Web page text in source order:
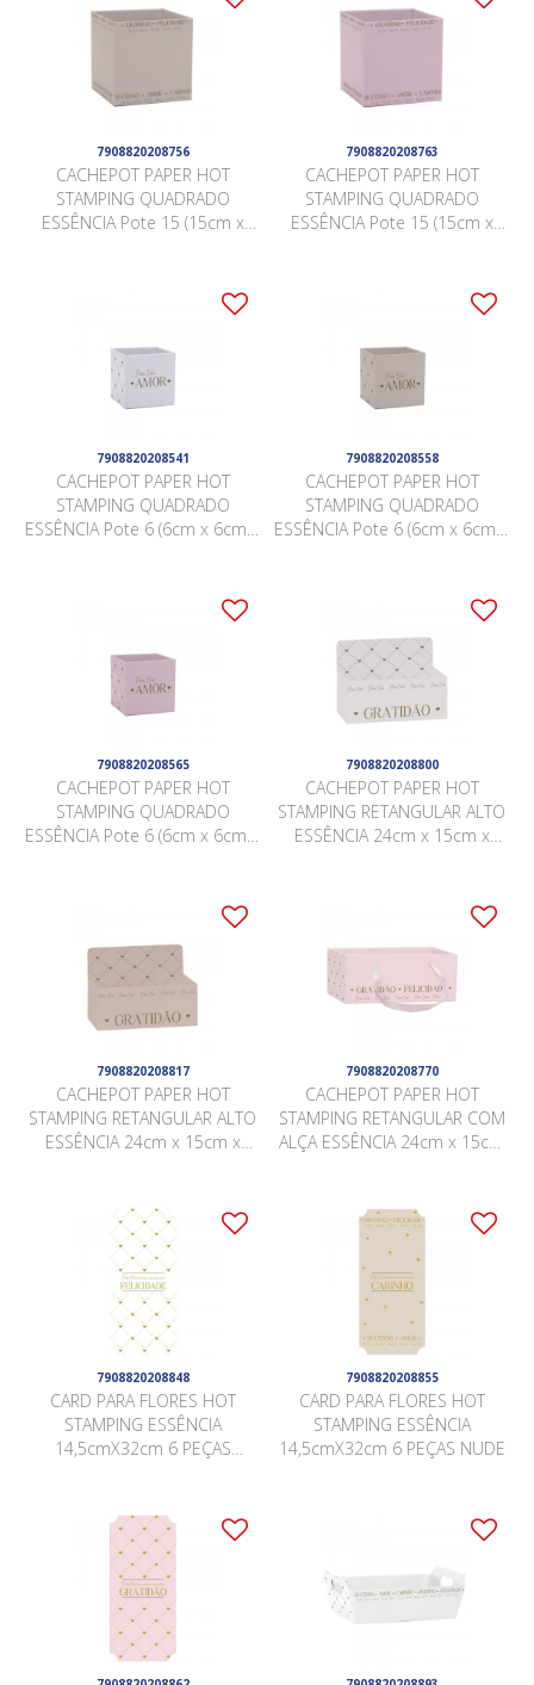
7908820208756
CACHEPOT PAPER HOT
STAMPING QUADRADO
ESSÊNCIA Pote 15 (15cm x
7908820208763
CACHEPOT PAPER HOT
STAMPING QUADRADO
ESSÊNCIA Pote 15 (15cm x
7908820208541
CACHEPOT PAPER HOT
STAMPING QUADRADO
ESSÊNCIA Pote 6 (6cm x 6cm x
7908820208558
CACHEPOT PAPER HOT
STAMPING QUADRADO
ESSÊNCIA Pote 6 (6cm x 6cm x
7908820208565
CACHEPOT PAPER HOT
STAMPING QUADRADO
ESSÊNCIA Pote 6 (6cm x 6cm x
7908820208800
CACHEPOT PAPER HOT
STAMPING RETANGULAR ALTO
ESSÊNCIA 24cm x 15cm x
7908820208817
CACHEPOT PAPER HOT
STAMPING RETANGULAR ALTO
ESSÊNCIA 24cm x 15cm x
7908820208770
CACHEPOT PAPER HOT
STAMPING RETANGULAR COM
ALÇA ESSÊNCIA 24cm x 15cm
7908820208848
CARD PARA FLORES HOT
STAMPING ESSÊNCIA
14,5cmX32cm 6 PEÇAS
7908820208855
CARD PARA FLORES HOT
STAMPING ESSÊNCIA
14,5cmX32cm 6 PEÇAS NUDE